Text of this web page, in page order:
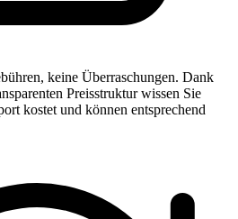
keine Überraschungen. Dank
Preisstruktur wissen Sie
kostet und können entsprechend